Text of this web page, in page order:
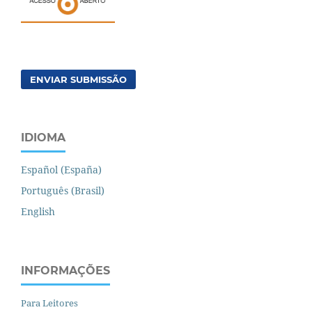
ENVIAR SUBMISSÃO
IDIOMA
Español (España)
Português (Brasil)
English
INFORMAÇÕES
Para Leitores